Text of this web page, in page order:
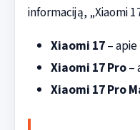
informaciją, „Xiaomi
Xiaomi 17– apie
Xiaomi 17 Pro–
Xiaomi 17 Pro